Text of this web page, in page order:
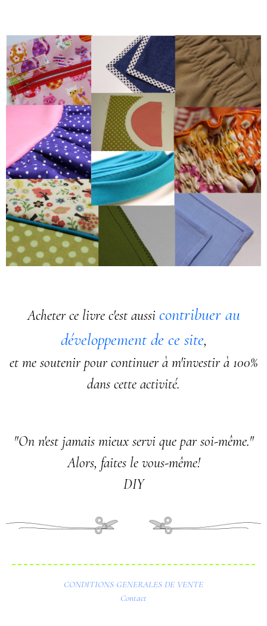
Acheter ce livre c'est aussi contribuer au
développement de ce site,
et me soutenir pour continuer à m'investir à 100%
dans cette activité.
"On n'est jamais mieux servi que par soi-même."
Alors, faites le vous-même!
DIY
CONDITIONS GENERALES DE VENTE
Contact